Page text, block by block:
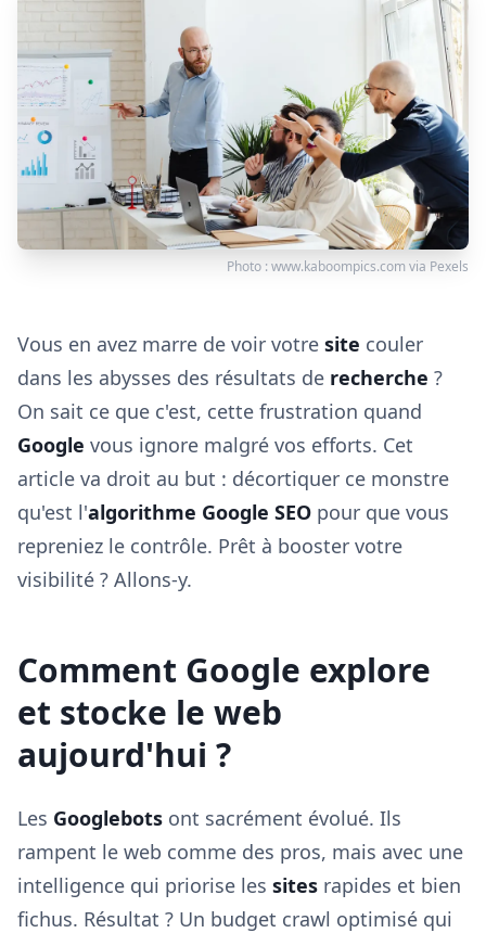
Photo :www.kaboompics.com via Pexels
Vous en avez marre de voir votre site couler
dans les abysses des résultats de recherche ?
On sait ce que c'est, cette frustration quand
Google vous ignore malgré vos efforts. Cet
article va droit au but : décortiquer ce monstre
qu'est l'algorithme Google SEO pour que vous
repreniez le contrôle. Prêt à booster votre
visibilité ? Allons-y.
Comment Google explore
et stocke le web
aujourd'hui ?
Les Googlebots ont sacrément évolué. Ils
rampent le web comme des pros, mais avec une
intelligence qui priorise les sites rapides et bien
fichus. Résultat ? Un budget crawl optimisé qui